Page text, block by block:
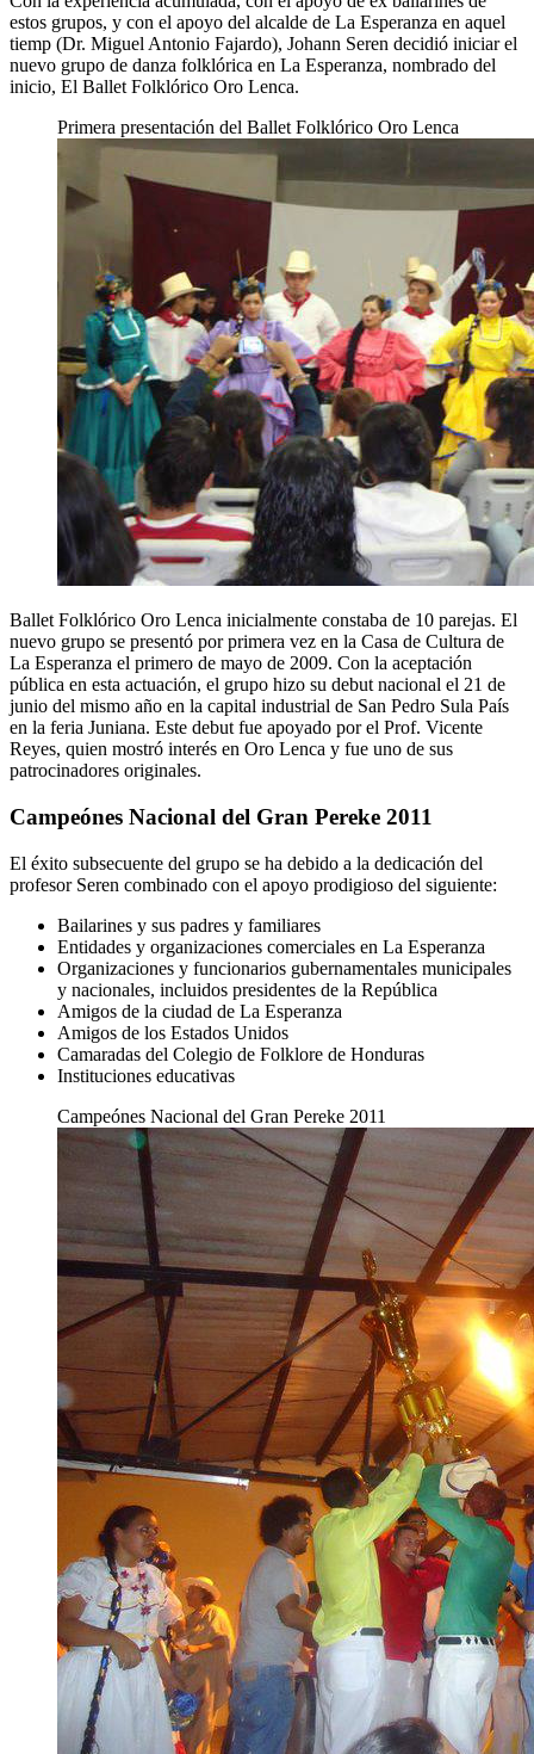
estos grupos, y con el apoyo del alcalde de La Esperanza en aquel
tiemp (Dr. Miguel Antonio Fajardo), Johann Seren decidió iniciar el
nuevo grupo de danza folklórica en La Esperanza, nombrado del
inicio, El Ballet Folklórico Oro Lenca.
Primera presentación del Ballet Folklórico Oro Lenca
Ballet Folklórico Oro Lenca inicialmente constaba de 10 parejas. El
nuevo grupo se presentó por primera vez en la Casa de Cultura de
La Esperanza el primero de mayo de 2009. Con la aceptación
pública en esta actuación, el grupo hizo su debut nacional el 21 de
junio del mismo año en la capital industrial de San Pedro Sula País
en la feria Juniana. Este debut fue apoyado por el Prof. Vicente
Reyes, quien mostró interés en Oro Lenca y fue uno de sus
patrocinadores originales.
Campeónes Nacional del Gran Pereke 2011
El éxito subsecuente del grupo se ha debido a la dedicación del
profesor Seren combinado con el apoyo prodigioso del siguiente:
Bailarines y sus padres y familiares
Entidades y organizaciones comerciales en La Esperanza
Organizaciones y funcionarios gubernamentales municipales
y nacionales, incluidos presidentes de la República
Amigos de la ciudad de La Esperanza
Amigos de los Estados Unidos
Camaradas del Colegio de Folklore de Honduras
Instituciones educativas
Campeónes Nacional del Gran Pereke 2011